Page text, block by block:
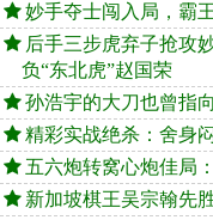
妙手夺士闯入局，霸
后手三步虎弃子抢攻
负“东北虎”赵国荣
孙浩宇的大刀也曾指
精彩实战绝杀：舍身
五六炮转窝心炮佳局
新加坡棋王吴宗翰先